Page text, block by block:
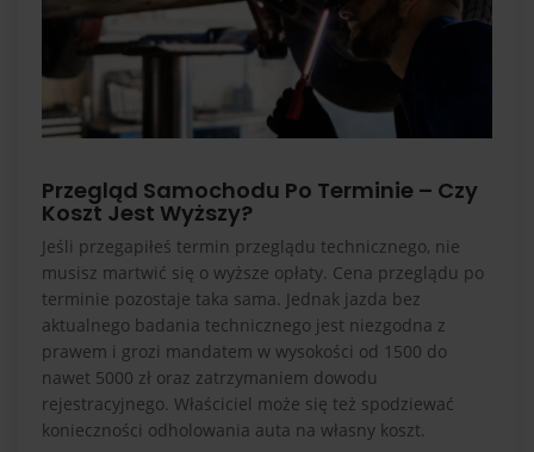
Przegląd Samochodu Po Terminie – Czy
Koszt Jest Wyższy?
Jeśli przegapiłeś termin przeglądu technicznego, nie
musisz martwić się o wyższe opłaty. Cena przeglądu po
terminie pozostaje taka sama. Jednak jazda bez
aktualnego badania technicznego jest niezgodna z
prawem i grozi mandatem w wysokości od 1500 do
nawet 5000 zł oraz zatrzymaniem dowodu
rejestracyjnego. Właściciel może się też spodziewać
konieczności odholowania auta na własny koszt.